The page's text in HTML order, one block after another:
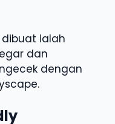
ialah
dan
dengan